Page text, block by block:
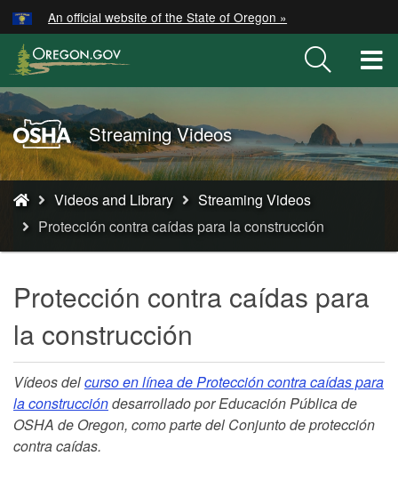
Skip
to
main
content
An official website of the State of Oregon »
Oregon
OSHA
Home
Page
Streaming Videos
You
are
here:
Videos and Library
Streaming Videos
Protección contra caídas para la construcción
Protección contra caídas para
la construcción
Vídeos delcurso en línea de Protección contra caídas para
la construccióndesarrollado por Educación Pública de
OSHA de Oregon, como parte del Conjunto de protección
contra caídas.
Hidden Submit